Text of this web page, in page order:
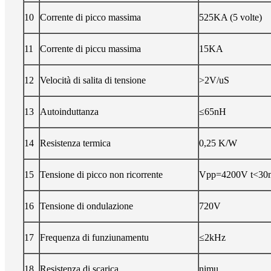
10 Corrente di picco massima 525KA (5 volte)
11 Corrente di piccu massima 15KA
12 Velocità di salita di tensione >2V/uS
13 Autoinduttanza ≤65nH
14 Resistenza termica 0,25 K/W
15 Tensione di picco non ricorrente Vpp=4200V
16 Tensione di ondulazione 720V
17 Frequenza di funziunamentu ≤2kHz
18 Resistenza di scarica nimu